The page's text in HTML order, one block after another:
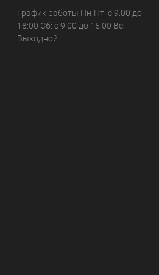
График работы Пн-Пт: с 9:00 до
18:00 Сб: с 9:00 до 15:00 Вс:
Выходной